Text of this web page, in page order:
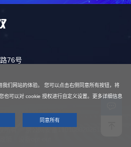
76号
权所有京公网安备11010802026197号
们网站的体验。 您可以点击右侧同意所有按钮，将
也可以对 cookie 授权进行自定义设置。更多详细信息
同意所有